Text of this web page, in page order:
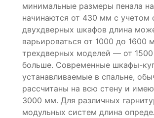
минимальные размеры пенала
начинаются от 430 мм с учетом
двухдверных шкафов длина
варьироваться от 1000 до 1600
трехдверных моделей — от
больше. Современные шкафы-
устанавливаемые в спальне,
рассчитаны на всю стену и
3000 мм. Для различных
модульных систем длина